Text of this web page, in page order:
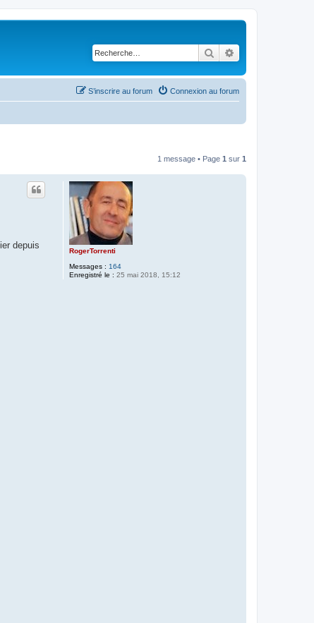
Rechercher
Connexion au forum
S’inscrire au forum
1 message • Page 1 sur 1
RogerTorrenti
Messages : 164
Enregistré le : 25 mai 2018, 15:12
depuis